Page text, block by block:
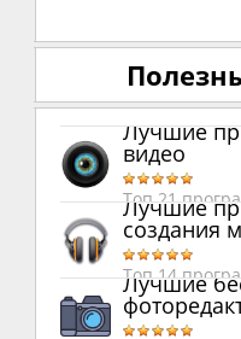
Лучшие
видео
Топ 21
Лучшие
создания
Топ 14
Лучшие